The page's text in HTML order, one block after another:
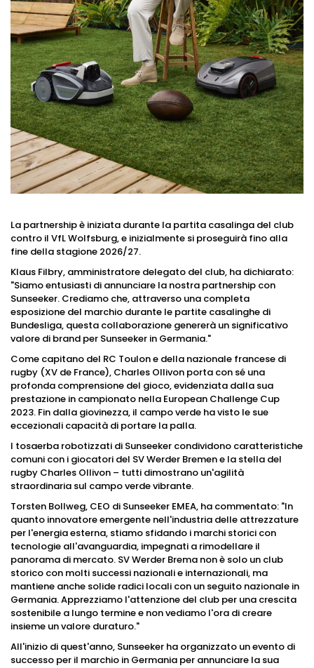
La partnership è iniziata durante la partita casalinga del club
contro il VfL Wolfsburg, e inizialmente si proseguirà fino alla
fine della stagione 2026/27.
Klaus Filbry, amministratore delegato del club, ha dichiarato:
"Siamo entusiasti di annunciare la nostra partnership con
Sunseeker. Crediamo che, attraverso una completa
esposizione del marchio durante le partite casalinghe di
Bundesliga, questa collaborazione genererà un significativo
valore di brand per Sunseeker in Germania."
Come capitano del RC Toulon e della nazionale francese di
rugby (XV de France), Charles Ollivon porta con sé una
profonda comprensione del gioco, evidenziata dalla sua
prestazione in campionato nella European Challenge Cup
2023. Fin dalla giovinezza, il campo verde ha visto le sue
eccezionali capacità di portare la palla.
I tosaerba robotizzati di Sunseeker condividono caratteristiche
comuni con i giocatori del SV Werder Bremen e la stella del
rugby Charles Ollivon – tutti dimostrano un'agilità
straordinaria sul campo verde vibrante.
Torsten Bollweg, CEO di Sunseeker EMEA, ha commentato: "In
quanto innovatore emergente nell'industria delle attrezzature
per l'energia esterna, stiamo sfidando i marchi storici con
tecnologie all'avanguardia, impegnati a rimodellare il
panorama di mercato. SV Werder Brema non è solo un club
storico con molti successi nazionali e internazionali, ma
mantiene anche solide radici locali con un seguito nazionale in
Germania. Apprezziamo l'attenzione del club per una crescita
sostenibile a lungo termine e non vediamo l'ora di creare
insieme un valore duraturo."
All'inizio di quest'anno, Sunseeker ha organizzato un evento di
successo per il marchio in Germania per annunciare la sua